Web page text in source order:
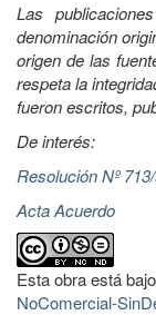
Las
denominación
origen de las
respeta la
fueron escritos,
De interés:
Resolución Nº
Acta Acuerdo
Esta obra está
NoComercial-